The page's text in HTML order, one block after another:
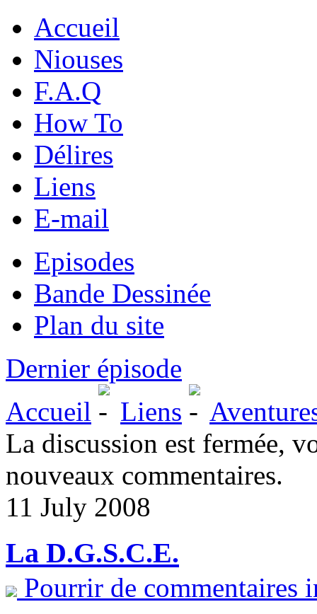
Accueil
Niouses
F.A.Q
How To
Délires
Liens
E-mail
Episodes
Bande Dessinée
Plan du site
Dernier épisode
Accueil
Liens
La discussion est fermée,
nouveaux commentaires.
11 July 2008
La D.G.S.C.E.
Pourrir de commentaires